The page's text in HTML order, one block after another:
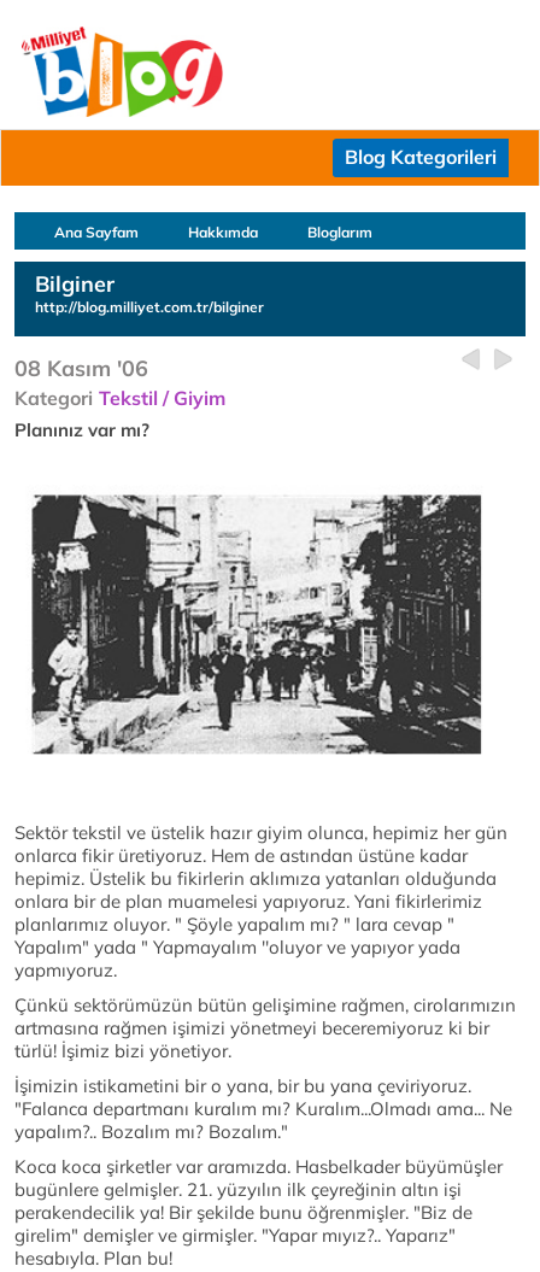
Blog Kategorileri
Ana Sayfam Hakkımda Bloglarım
Bilginer
http://blog.milliyet.com.tr/bilginer
08 Kasım '06
Kategori Tekstil / Giyim
Planınız var mı?
Sektör tekstil ve üstelik hazır giyim olunca, hepimiz her gün
onlarca fikir üretiyoruz. Hem de astından üstüne kadar
hepimiz. Üstelik bu fikirlerin aklımıza yatanları olduğunda
onlara bir de plan muamelesi yapıyoruz. Yani fikirlerimiz
planlarımız oluyor. " Şöyle yapalım mı? " lara cevap "
Yapalım" yada " Yapmayalım ''oluyor ve yapıyor yada
yapmıyoruz.
Çünkü sektörümüzün bütün gelişimine rağmen, cirolarımızın
artmasına rağmen işimizi yönetmeyi beceremiyoruz ki bir
türlü! İşimiz bizi yönetiyor.
İşimizin istikametini bir o yana, bir bu yana çeviriyoruz.
"Falanca departmanı kuralım mı? Kuralım...Olmadı ama... Ne
yapalım?.. Bozalım mı? Bozalım."
Koca koca şirketler var aramızda. Hasbelkader büyümüşler
bugünlere gelmişler. 21. yüzyılın ilk çeyreğinin altın işi
perakendecilik ya! Bir şekilde bunu öğrenmişler. "Biz de
girelim" demişler ve girmişler. "Yapar mıyız?.. Yaparız"
hesabıyla. Plan bu!